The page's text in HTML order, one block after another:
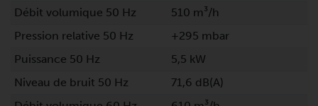
Débit volumique 50 Hz
510 m³/h
Pression relative 50 Hz
+295 mbar
Puissance 50 Hz
5,5 kW
Niveau de bruit 50 Hz
71,6 dB(A)